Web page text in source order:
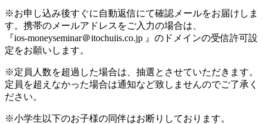
※お申し込み後すぐに自動返信にて確認メールをお届けしま
す。携帯のメールアドレスをご入力の場合は、
『ios-moneyseminar＠itochuiis.co.jp 』のドメインの受信許可設
定をお願いします。
※定員人数を超過した場合は、抽選とさせていただきます。
定員を超えなかった場合は通知など致しませんのでご了承く
ださい。
※小学生以下のお子様の同伴はお断りしております。